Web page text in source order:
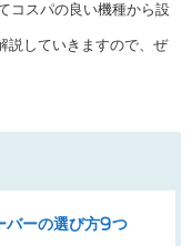
コスパの良い機種から設
説していきますので、ぜ
バーの選び方9つ